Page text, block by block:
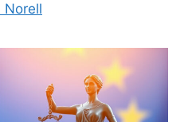
Norell